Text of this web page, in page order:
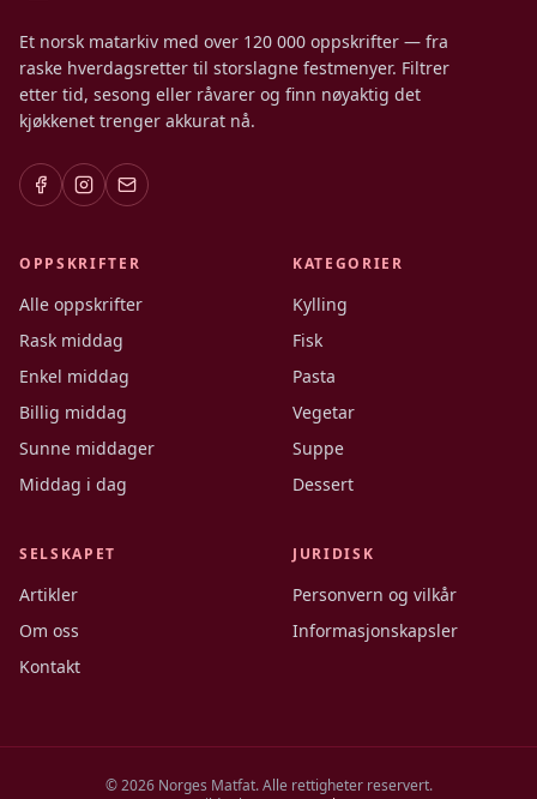
Et norsk matarkiv med over 120 000 oppskrifter — fra
raske hverdagsretter til storslagne festmenyer. Filtrer
etter tid, sesong eller råvarer og finn nøyaktig det
kjøkkenet trenger akkurat nå.
OPPSKRIFTER
Alle oppskrifter
Rask middag
Enkel middag
Billig middag
Sunne middager
Middag i dag
KATEGORIER
Kylling
Fisk
Pasta
Vegetar
Suppe
Dessert
SELSKAPET
Artikler
Om oss
Kontakt
JURIDISK
Personvern og vilkår
Informasjonskapsler
©2026Norges Matfat. Alle rettigheter reservert.